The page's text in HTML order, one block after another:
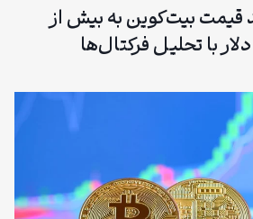
بیت‌کوین به بیش از